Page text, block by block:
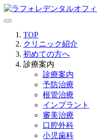
TOP
クリニック紹介
初めての方へ
診療案内
診療案内
予防治療
根管治療
インプラント
審美治療
口腔外科
小児歯科